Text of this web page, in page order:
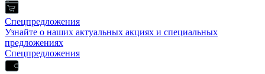
Спецпредложения
Узнайте о наших актуальных акциях и специальных
предложениях
Спецпредложения